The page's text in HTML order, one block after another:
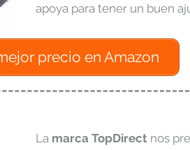
apoya para tener un buen
precio en Amazon
La marca TopDirectnos